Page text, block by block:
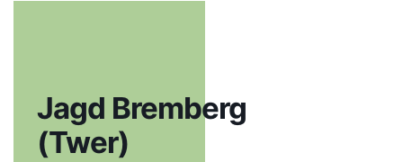
Jagd Bremberg
(Twer)